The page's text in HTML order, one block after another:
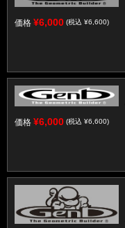
価格 ¥6,000 (税込 ¥6,600)
価格 ¥6,000 (税込 ¥6,600)